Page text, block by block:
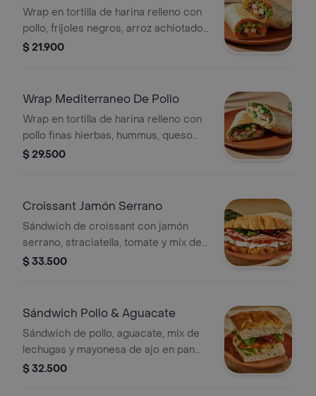
Wrap en tortilla de harina relleno con
pollo, fríjoles negros, arroz achiotado,
queso mozzarella, pico de gallo,
$ 21.900
Wrap Mediterraneo De Pollo
Wrap en tortilla de harina relleno con
pollo finas hierbas, hummus, queso
mozzarella, queso feta, espinaca,
$ 29.500
Croissant Jamón Serrano
Sándwich de croissant con jamón
serrano, straciatella, tomate y mix de
lechugas.
$ 33.500
Sándwich Pollo & Aguacate
Sándwich de pollo, aguacate, mix de
lechugas y mayonesa de ajo en pan
focaccia de masa madre.
$ 32.500